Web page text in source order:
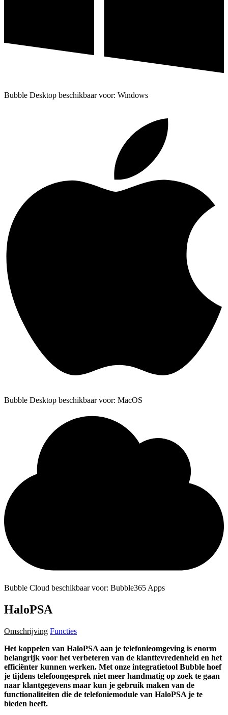
Bubble Desktop beschikbaar voor: Windows
Bubble Desktop beschikbaar voor: MacOS
Bubble Cloud beschikbaar voor: Bubble365 Apps
HaloPSA
Omschrijving Functies
Het koppelen van HaloPSA aan je telefonieomgeving is enorm
belangrijk voor het verbeteren van de klanttevredenheid en het
efficiënter kunnen werken. Met onze integratietool Bubble hoef
je tijdens telefoongesprek niet meer handmatig op zoek te gaan
naar klantgegevens maar kun je gebruik maken van de
functionaliteiten die de telefoniemodule van HaloPSA je te
bieden heeft.